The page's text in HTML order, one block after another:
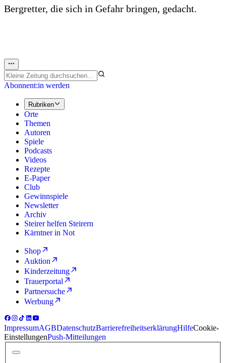
Bergretter, die sich in Gefahr bringen, gedacht.
Abonnent:in werden
Rubriken
Orte
Themen
Autoren
Spiele
Podcasts
Videos
Rezepte
E-Paper
Club
Gewinnspiele
Newsletter
Archiv
Steirer helfen Steirern
Kärntner in Not
Shop
Auktion
Kinderzeitung
Trauerportal
Partnersuche
Werbung
ImpressumAGBDatenschutzBarrierefreiheitserklärungHilfeCookie-
EinstellungenPush-Mitteilungen